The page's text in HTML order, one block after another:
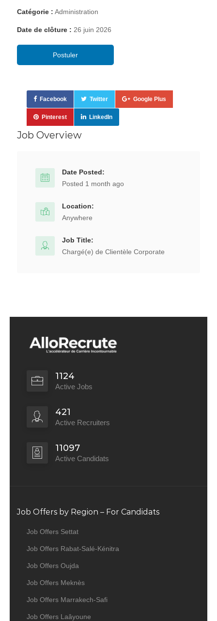
Catégorie : Administration
Date de clôture : 26 juin 2026
Postuler
Facebook Twitter Google Plus
Pinterest LinkedIn
Job Overview
Date Posted:
Posted 1 month ago
Location:
Anywhere
Job Title:
Chargé(e) de Clientèle Corporate
1124
Active Jobs
421
Active Recruiters
11097
Active Candidats
Job Offers by Region – For Candidats
Job Offers Settat
Job Offers Rabat-Salé-Kénitra
Job Offers Oujda
Job Offers Meknès
Job Offers Marrakech-Safi
Job Offers Laâyoune